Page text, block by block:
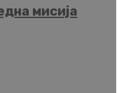
мисија